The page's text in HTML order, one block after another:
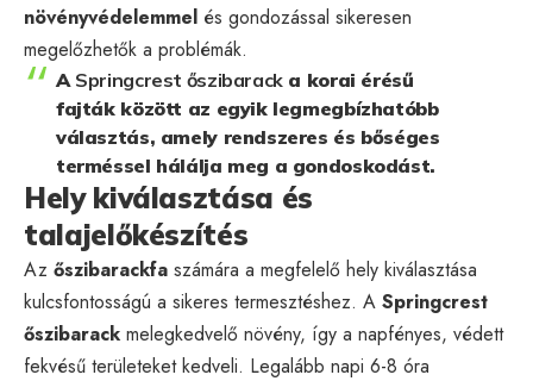
növényvédelemmel és gondozással sikeresen
megelőzhetők a problémák.
A Springcrest őszibaracka korai érésű
fajták között az egyik legmegbízhatóbb
választás, amely rendszeres és bőséges
terméssel hálálja meg a gondoskodást.
Hely kiválasztása és
talajelőkészítés
Az őszibarackfa számára a megfelelő hely kiválasztása
kulcsfontosságú a sikeres termesztéshez. A Springcrest
őszibarack melegkedvelő növény, így a napfényes, védett
fekvésű területeket kedveli. Legalább napi 6-8 óra